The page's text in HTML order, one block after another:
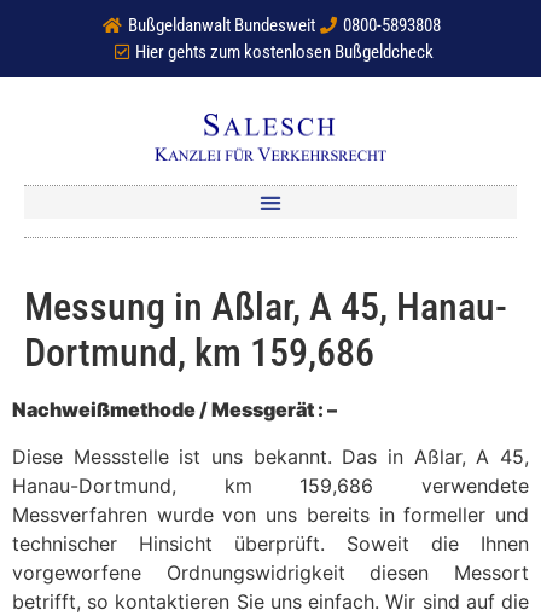
Bußgeldanwalt Bundesweit
0800-5893808
Hier gehts zum kostenlosen Bußgeldcheck
Messung in Aßlar, A 45, Hanau-
Dortmund, km 159,686
Nachweißmethode / Messgerät : –
Diese Messstelle ist uns bekannt. Das in Aßlar, A 45,
Hanau-Dortmund, km 159,686 verwendete
Messverfahren wurde von uns bereits in formeller und
technischer Hinsicht überprüft. Soweit die Ihnen
vorgeworfene Ordnungswidrigkeit diesen Messort
betrifft, so kontaktieren Sie uns einfach. Wir sind auf die